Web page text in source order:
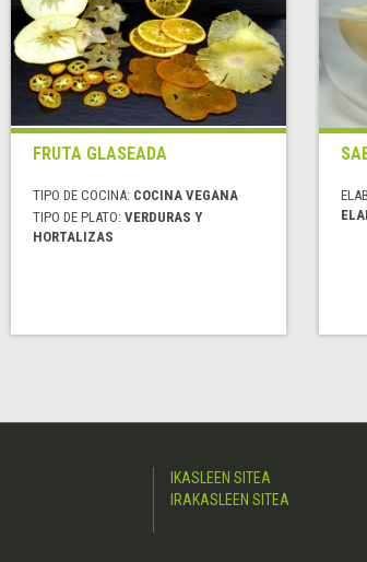
FRUTA GLASEADA
TIPO DE COCINA: COCINA VEGANA
TIPO DE PLATO: VERDURAS Y
HORTALIZAS
IKASLEEN SITEA
IRAKASLEEN SITEA